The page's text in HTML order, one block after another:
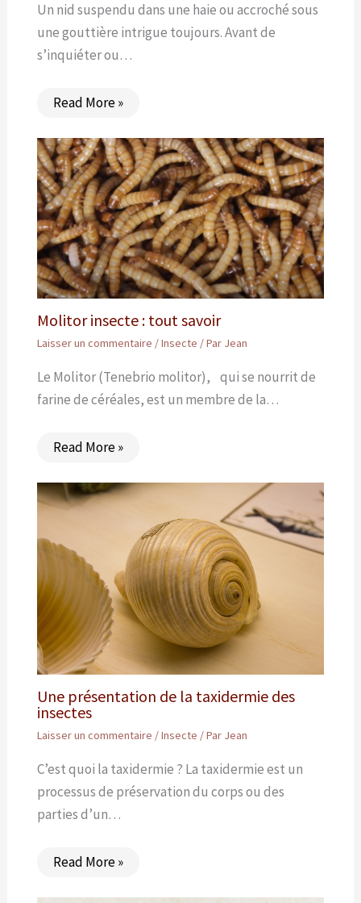
Un nid suspendu dans une haie ou accroché sous
une gouttière intrigue toujours. Avant de
s’inquiéter ou…
Read More »
Molitor insecte : tout savoir
Laisser un commentaire /Insecte / Par Jean
Le Molitor (Tenebrio molitor), qui se nourrit de
farine de céréales, est un membre de la…
Read More »
Une présentation de la taxidermie des
insectes
Laisser un commentaire /Insecte / Par Jean
C’est quoi la taxidermie ? La taxidermie est un
processus de préservation du corps ou des
parties d’un…
Read More »